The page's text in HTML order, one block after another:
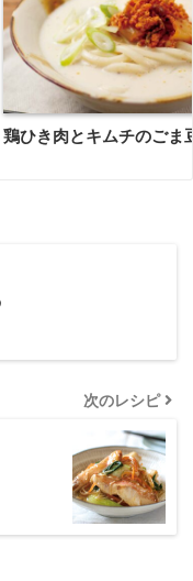
鶏ひき肉とキムチのごま
次のレシピ